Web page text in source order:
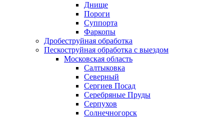
Днище
Пороги
Суппорта
Фаркопы
Дробеструйная обработка
Пескоструйная обработка с выездом
Московская область
Салтыковка
Северный
Сергиев Посад
Серебряные Пруды
Серпухов
Солнечногорск